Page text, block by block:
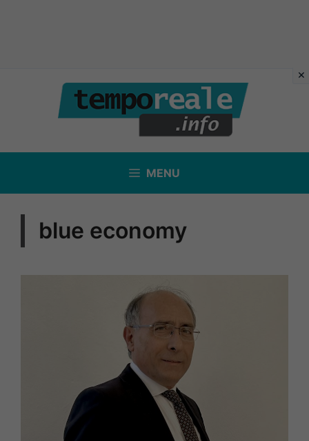
contenuto
MENU
blue economy